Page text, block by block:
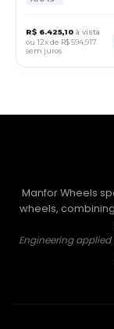
R$ 6.425,10 à vista
ou 12x de R$594,917
sem juros
Manfor Wheels
wheels,
Engineering